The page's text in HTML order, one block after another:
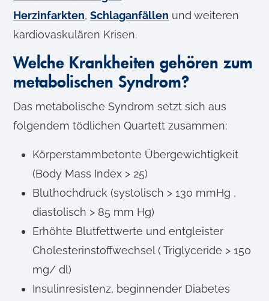
Herzinfarkten,Schlaganfällen und weiteren
kardiovaskulären Krisen.
Welche Krankheiten gehören zum
metabolischen Syndrom?
Das metabolische Syndrom setzt sich aus
folgendem tödlichen Quartett zusammen:
Körperstammbetonte Übergewichtigkeit
(Body Mass Index > 25)
Bluthochdruck (systolisch > 130 mmHg ,
diastolisch > 85 mm Hg)
Erhöhte Blutfettwerte und entgleister
Cholesterinstoffwechsel ( Triglyceride > 150
mg/ dl)
Insulinresistenz, beginnender Diabetes